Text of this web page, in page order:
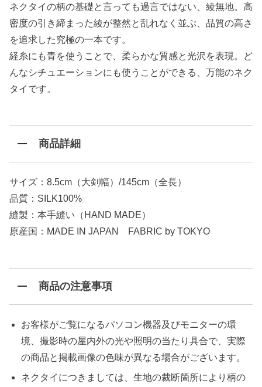
ネクタイの柄の基礎と言っても過言ではない、綾無地。高
密度の引き締まった綾が整然と乱れなく並ぶ、品質の高さ
を追求した究極の一本です。
経糸にも青を使うことで、柔らかな質感と光沢を表現。ど
んなシチュエーションにも使うことができる、万能のネク
タイです。
商品詳細
サイズ：8.5cm（大剣幅）/145cm（全長）
品質：SILK100%
縫製：本手縫い（HAND MADE）
原産国：MADE IN JAPAN FABRIC by TOKYO
商品の注意事項
お客様がご覧になるパソコン機器及びモニターの環
境、撮影時の屋内外の光や照明の当たり具合で、実際
の商品と掲載画像の色味が異なる場合がございます。
ネクタイにつきましては、生地の裁断箇所により柄の